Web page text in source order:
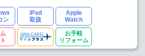
ン
iPad
取扱
Apple
Watch
お手軽
リフォーム